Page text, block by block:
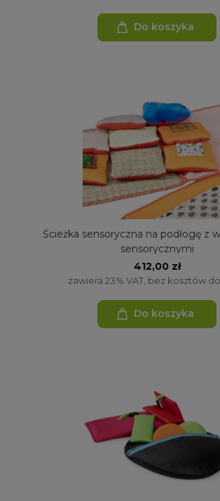
Do koszyka
Ścieżka sensoryczna na podłogę z
sensorycznymi
412,00 zł
zawiera 23% VAT, bez kosztów
Do koszyka